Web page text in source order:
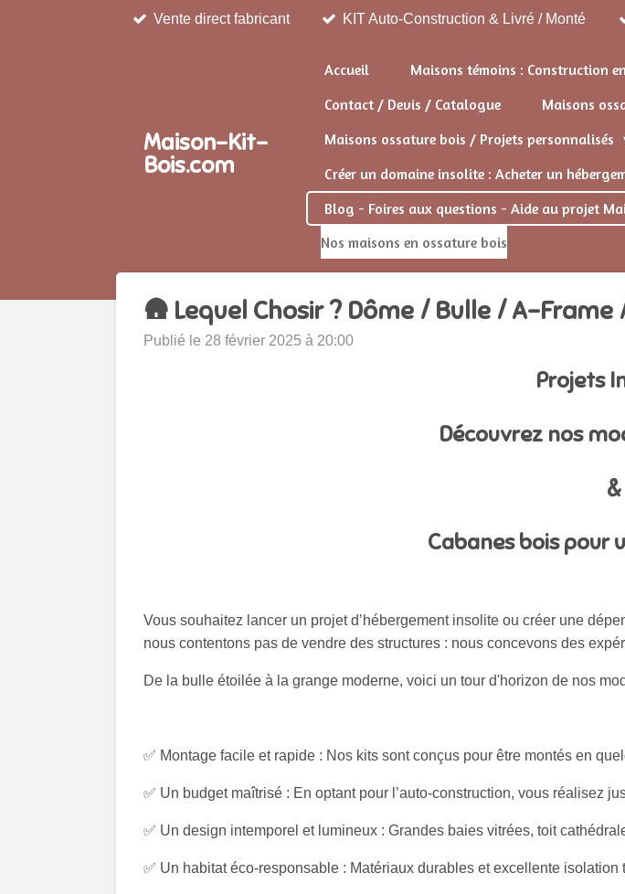
Vente direct fabricant KIT Auto-Construction & Livré / Monté
Maison-Kit-
Bois.com
Accueil Maisons témoins : Construction
Contact / Devis / Catalogue
Maisons
Maisons ossature bois / Projets personnalisés
Créer un domaine insolite : Acheter un
Blog - Foires aux questions - Aide au projet
Nos maisons en ossature bois
🛖 Lequel Chosir ? Dôme / Bulle / A-
Publié le 28 février 2025 à 20:00
Projets
Découvrez nos
&
Cabanes bois pour
Vous souhaitez lancer un projet d’hébergement insolite ou créer une
nous contentons pas de vendre des structures : nous concevons des
De la bulle étoilée à la grange moderne, voici un tour d'horizon de nos
✅ Montage facile et rapide : Nos kits sont conçus pour être montés en
✅ Un budget maîtrisé : En optant pour l’auto-construction, vous réalisez
✅ Un design intemporel et lumineux : Grandes baies vitrées, toit
✅ Un habitat éco-responsable : Matériaux durables et excellente